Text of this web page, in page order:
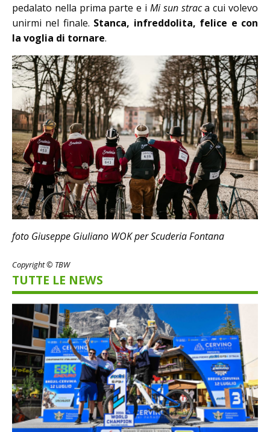
pedalato nella prima parte e i Mi sun straca cui volevo
unirmi nel finale. Stanca, infreddolita, felice e con
la voglia di tornare.
foto Giuseppe Giuliano WOK per Scuderia Fontana
Copyright © TBW
TUTTE LE NEWS